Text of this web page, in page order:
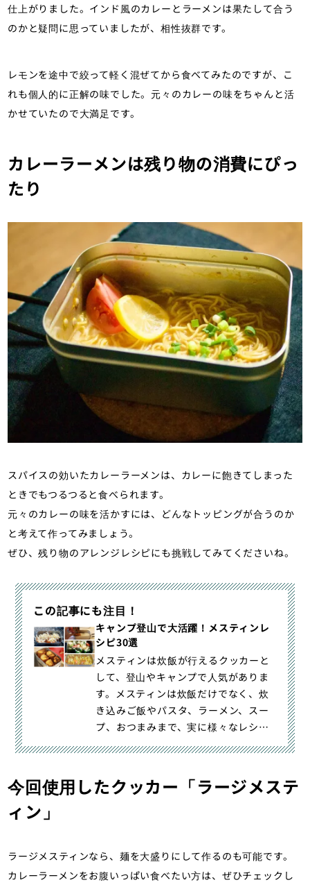
仕上がりました。インド風のカレーとラーメンは果たして合う
のかと疑問に思っていましたが、相性抜群です。
レモンを途中で絞って軽く混ぜてから食べてみたのですが、こ
れも個人的に正解の味でした。元々のカレーの味をちゃんと活
かせていたので大満足です。
カレーラーメンは残り物の消費にぴっ
たり
スパイスの効いたカレーラーメンは、カレーに飽きてしまった
ときでもつるつると食べられます。
元々のカレーの味を活かすには、どんなトッピングが合うのか
と考えて作ってみましょう。
ぜひ、残り物のアレンジレシピにも挑戦してみてくださいね。
この記事にも注目！
キャンプ登山で大活躍！メスティンレ
シピ30選
メスティンは炊飯が行えるクッカーと
して、登山やキャンプで人気がありま
す。メスティンは炊飯だけでなく、炊
き込みご飯やパスタ、ラーメン、スー
プ、おつまみまで、実に様々なレシピ
が紹介されています。メスティンのレ
しょう。
今回使用したクッカー「ラージメステ
ィン」
ラージメスティンなら、麺を大盛りにして作るのも可能です。
カレーラーメンをお腹いっぱい食べたい方は、ぜひチェックし